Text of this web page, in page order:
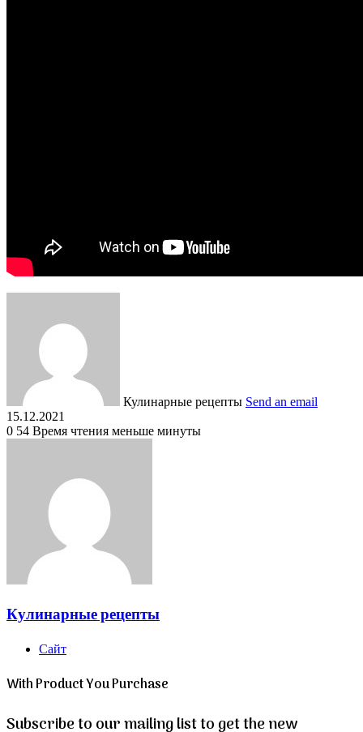
Кулинарные рецепты Send an email
15.12.2021
0 54 Время чтения меньше минуты
Кулинарные рецепты
Сайт
With Product You Purchase
Subscribe to our mailing list to get the new